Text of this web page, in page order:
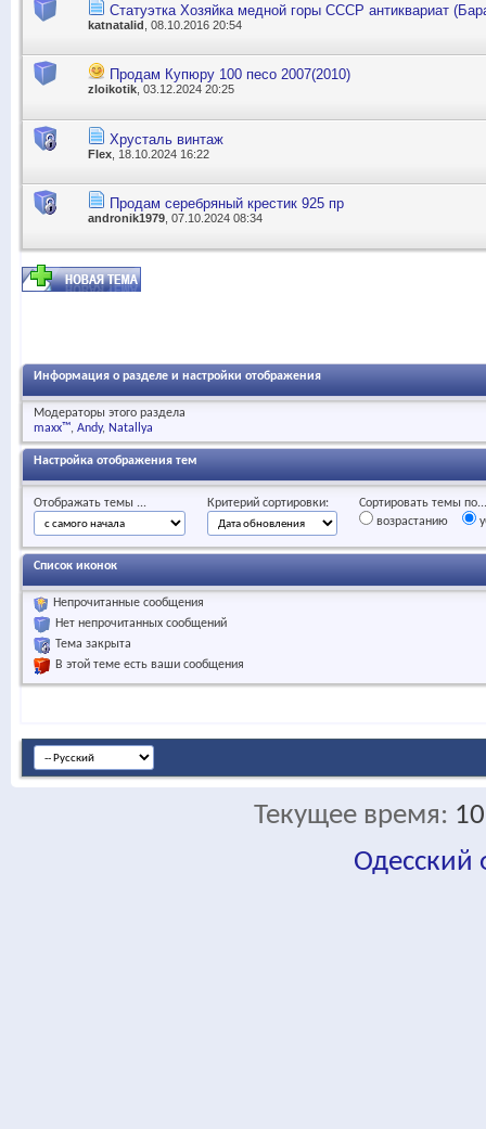
Статуэтка Хозяйка медной горы СССР антиквариат
katnatalid , 08.10.2016 20:54
Продам Купюру 100 песо 2007(2010)
zloikotik , 03.12.2024 20:25
Хрусталь винтаж
Flex , 18.10.2024 16:22
Продам серебряный крестик 925 пр
andronik1979 , 07.10.2024 08:34
Информация о разделе и настройки отображения
Модераторы этого раздела
maxx™ Andy Natallya
Настройка отображения тем
Отображать темы ... Критерий сортировки:
Сортировать темы по...
возрастанию
Список иконок
Непрочитанные сообщения
Нет непрочитанных сообщений
Тема закрыта
В этой теме есть ваши сообщения
Текущее время:
Одесский